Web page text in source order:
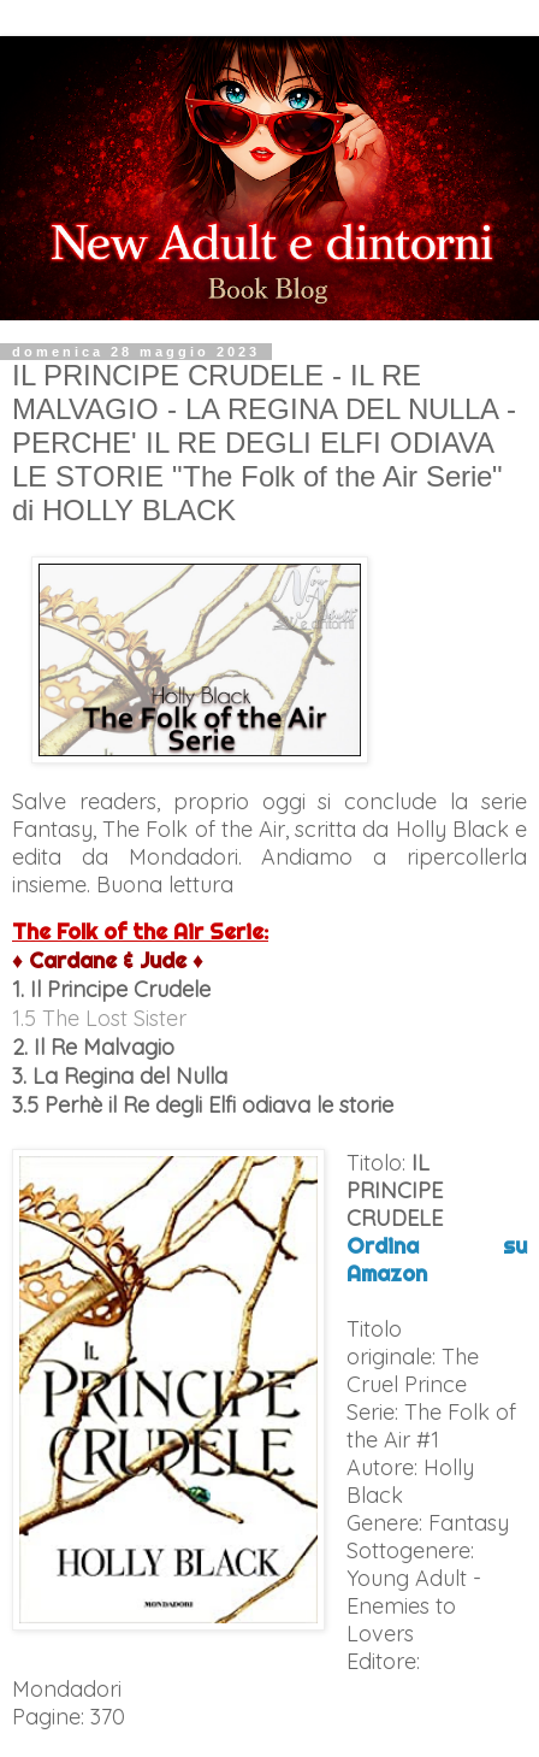
domenica 28 maggio 2023
IL PRINCIPE CRUDELE - IL RE
MALVAGIO - LA REGINA DEL NULLA -
PERCHE' IL RE DEGLI ELFI ODIAVA
LE STORIE "The Folk of the Air Serie"
di HOLLY BLACK
Salve readers, proprio oggi si conclude la serie
Fantasy, The Folk of the Air, scritta da Holly Black e
edita da Mondadori. Andiamo a ripercollerla
insieme. Buona lettura
The Folk of the Air Serie:
♦ Cardane & Jude ♦
1. Il Principe Crudele
1.5 The Lost Sister
2. Il Re Malvagio
3. La Regina del Nulla
3.5 Perhè il Re degli Elfi odiava le storie
Titolo: IL
PRINCIPE
CRUDELE
Ordina su
Amazon
Titolo
originale: The
Cruel Prince
Serie: The Folk of
the Air #1
Autore: Holly
Black
Genere: Fantasy
Sottogenere:
Young Adult -
Enemies to
Lovers
Editore:
Mondadori
Pagine: 370